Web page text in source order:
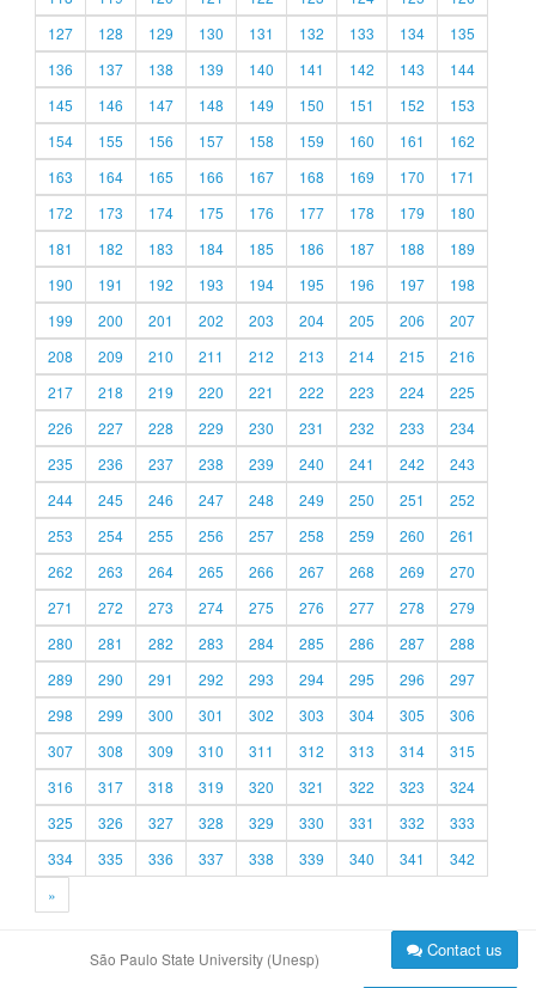
127
128 129 130 131 132 133 134
135
136
137 138 139 140 141 142 143
144
145
146 147 148 149 150 151 152
153
154
155 156 157 158 159 160 161
162
163
164 165 166 167 168 169 170
171
172
173 174 175 176 177 178 179
180
181
182 183 184 185 186 187 188
189
190
191 192 193 194 195 196 197
198
199
200 201 202 203 204 205 206
207
208
209 210 211 212 213 214 215
216
217
218 219 220 221 222 223 224
225
226
227 228 229 230 231 232 233
234
235
236 237 238 239 240 241 242
243
244
245 246 247 248 249 250 251
252
253
254 255 256 257 258 259 260
261
262
263 264 265 266 267 268 269
270
271
272 273 274 275 276 277 278
279
280
281 282 283 284 285 286 287
288
289
290 291 292 293 294 295 296
297
298
299 300 301 302 303 304 305
306
307
308 309 310 311 312 313 314
315
316
317 318 319 320 321 322 323
324
325
326 327 328 329 330 331 332
333
334
335 336 337 338 339 340 341
342
»
São Paulo State University (Unesp) Contact us